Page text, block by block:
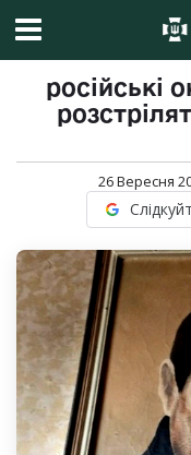
російські
26 Вересня